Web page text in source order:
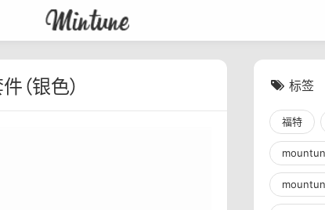
银色） 标签
福特